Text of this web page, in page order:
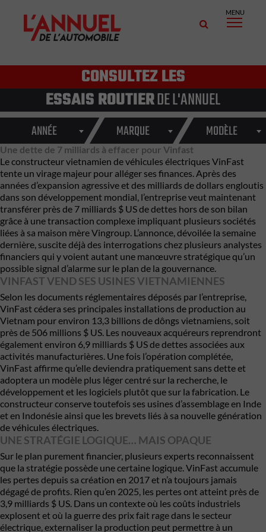
MENU
CONSULTEZ LES
ESSAIS ROUTIERDE L'ANNUEL
ANNÉE MARQUE MODÈLE
Une dette de 7 milliards à effacer pour Vinfast
Le constructeur vietnamien de véhicules électriques VinFast
tente un virage majeur pour alléger ses finances. Après des
années d’expansion agressive et des milliards de dollars engloutis
dans son développement mondial, l’entreprise veut maintenant
transférer près de 7 milliards $ US de dettes hors de son bilan
grâce à une transaction complexe impliquant plusieurs sociétés
liées à sa maison mèreVingroup. L’annonce, dévoilée la semaine
dernière, suscite déjà des interrogations chez plusieurs analystes
financiers qui y voient autant une manœuvre stratégique qu’un
possible signal d’alarme sur le plan de la gouvernance.
VINFAST VEND SES USINES VIETNAMIENNES
Selon les documents réglementaires déposés par l’entreprise,
VinFast cédera ses principales installations de production au
Vietnam pour environ 13,3 billions de dôngs vietnamiens, soit
près de 506 millions $ US. Les nouveaux acquéreurs reprendront
également environ 6,9 milliards $ US de dettes associées aux
activités manufacturières. Une fois l’opération complétée,
VinFast affirme qu’elle deviendra pratiquement sans dette et
adoptera un modèle plus léger centré sur la recherche, le
développement et les logiciels plutôt que sur la fabrication. Le
constructeur conserve toutefois ses usines d’assemblage en Inde
et en Indonésie ainsi que les brevets liés à sa nouvelle génération
de véhicules électriques.
UNE STRATÉGIE LOGIQUE… MAIS OPAQUE
Sur le plan purement financier, plusieurs experts reconnaissent
que la stratégie possède une certaine logique. VinFast accumule
les pertes depuis sa création en 2017 et n’a toujours jamais
dégagé de profits. Rien qu’en 2025, les pertes ont atteint près de
3,9 milliards $ US. Dans un contexte où les coûts industriels
explosent et où la guerre des prix fait rage dans le secteur
électrique, externaliser la production peut permettre à un